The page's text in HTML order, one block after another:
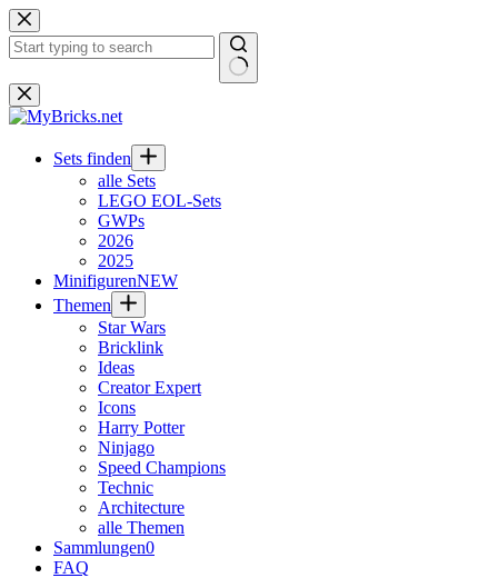
Zum
Inhalt
springen
Keine
Ergebnisse
Sets finden
alle Sets
LEGO EOL-Sets
GWPs
2026
2025
MinifigurenNEW
Themen
Star Wars
Bricklink
Ideas
Creator Expert
Icons
Harry Potter
Ninjago
Speed Champions
Technic
Architecture
alle Themen
Sammlungen0
FAQ